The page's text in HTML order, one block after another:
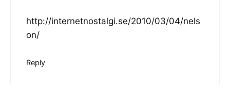
http://internetnostalgi.se/2010/03/04/nels
on/
Reply